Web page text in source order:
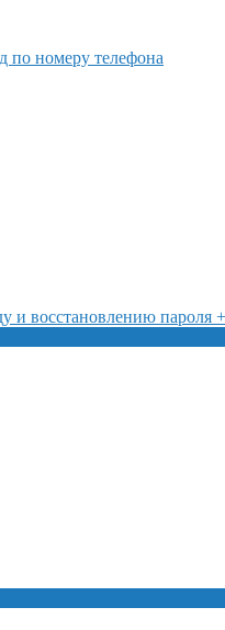
по номеру телефона
восстановлению пароля